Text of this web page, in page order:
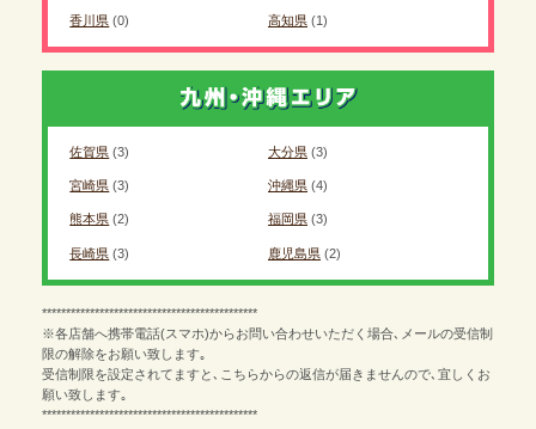
香川県 (0) 高知県(1)
佐賀県 (3) 大分県(3)
宮崎県 (3) 沖縄県(4)
熊本県 (2) 福岡県(3)
長崎県 (3) 鹿児島県(2)
*********************************************
※各店舗へ携帯電話(スマホ)からお問い合わせいただく場合､メールの受信制
限の解除をお願い致します｡
受信制限を設定されてますと､こちらからの返信が届きませんので､宜しくお
願い致します｡
*********************************************